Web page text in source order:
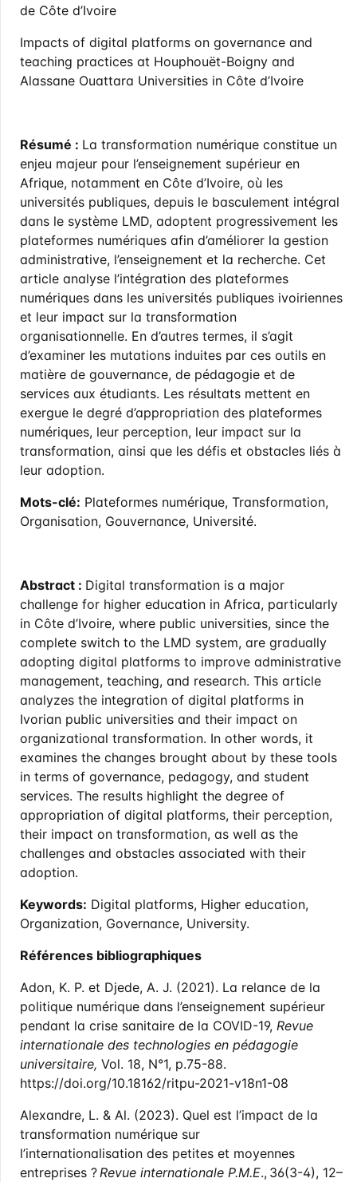
de Côte d’Ivoire
Impacts of digital platforms on governance and
teaching practices at Houphouët-Boigny and
Alassane Ouattara Universities in Côte d’Ivoire
Résumé : La transformation numérique constitue un
enjeu majeur pour l’enseignement supérieur en
Afrique, notamment en Côte d’Ivoire, où les
universités publiques, depuis le basculement intégral
dans le système LMD, adoptent progressivement les
plateformes numériques afin d’améliorer la gestion
administrative, l’enseignement et la recherche. Cet
article analyse l’intégration des plateformes
numériques dans les universités publiques ivoiriennes
et leur impact sur la transformation
organisationnelle. En d’autres termes, il s’agit
d’examiner les mutations induites par ces outils en
matière de gouvernance, de pédagogie et de
services aux étudiants. Les résultats mettent en
exergue le degré d’appropriation des plateformes
numériques, leur perception, leur impact sur la
transformation, ainsi que les défis et obstacles liés à
leur adoption.
Mots-clé: Plateformes numérique, Transformation,
Organisation, Gouvernance, Université.
Abstract : Digital transformation is a major
challenge for higher education in Africa, particularly
in Côte d’Ivoire, where public universities, since the
complete switch to the LMD system, are gradually
adopting digital platforms to improve administrative
management, teaching, and research. This article
analyzes the integration of digital platforms in
Ivorian public universities and their impact on
organizational transformation. In other words, it
examines the changes brought about by these tools
in terms of governance, pedagogy, and student
services. The results highlight the degree of
appropriation of digital platforms, their perception,
their impact on transformation, as well as the
challenges and obstacles associated with their
adoption.
Keywords: Digital platforms, Higher education,
Organization, Governance, University.
Références bibliographiques
Adon, K. P. et Djede, A. J. (2021). La relance de la
politique numérique dans l’enseignement supérieur
pendant la crise sanitaire de la COVID-19, Revue
internationale des technologies en pédagogie
universitaire, Vol. 18, N°1, p.75-88.
https://doi.org/10.18162/ritpu-2021-v18n1-08
Alexandre, L. & Al. (2023). Quel est l’impact de la
transformation numérique sur
l’internationalisation des petites et moyennes
entreprises ?Revue internationale P.M.E., 36(3-4), 12–